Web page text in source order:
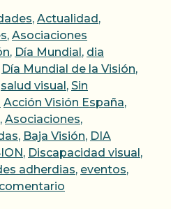
, Actualidad,
, Asociaciones
, Día Mundial, dia
Día Mundial de la Visión,
salud visual, Sin
Etiquetas
Acción Visión España,
, Asociaciones,
, Baja Visión, DIA
, Discapacidad visual,
adherdias, eventos,